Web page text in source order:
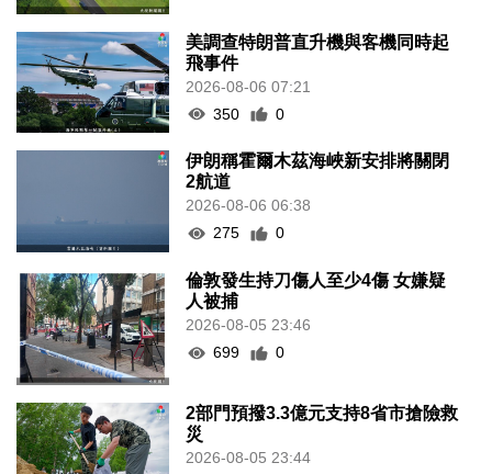
美調查特朗普直升機與客機同時起
飛事件
2026-08-06 07:21
350
0
伊朗稱霍爾木茲海峽新安排將關閉
2航道
2026-08-06 06:38
275
0
倫敦發生持刀傷人至少4傷 女嫌疑
人被捕
2026-08-05 23:46
699
0
2部門預撥3.3億元支持8省市搶險救
災
2026-08-05 23:44